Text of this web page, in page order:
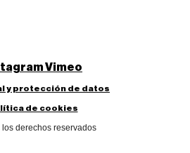
Vimeo
y protección de datos
de cookies
derechos reservados